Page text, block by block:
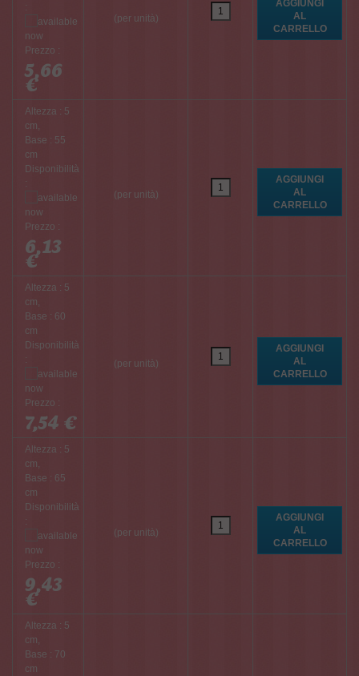
:
Prezzo :
5,66
€
(per unità)
Altezza : 5
cm,
Base : 55
cm
Disponibilità
:
Prezzo :
6,13
€
(per unità)
Altezza : 5
cm,
Base : 60
cm
Disponibilità
:
Prezzo :
7,54 €
(per unità)
Altezza : 5
cm,
Base : 65
cm
Disponibilità
:
Prezzo :
9,43
€
(per unità)
Altezza : 5
cm,
Base : 70
cm